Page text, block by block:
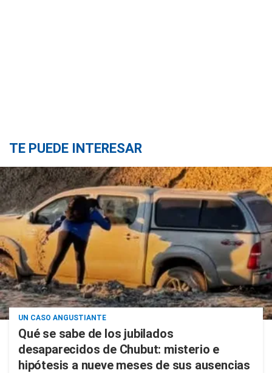
TE PUEDE INTERESAR
UN CASO ANGUSTIANTE
Qué se sabe de los jubilados
desaparecidos de Chubut: misterio e
hipótesis a nueve meses de sus ausencias